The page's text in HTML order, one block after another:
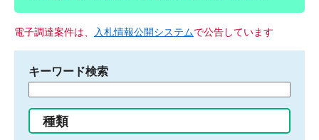
電子調達案件は、 入札情報公開システムで公告しています
キーワード検索
る
種類